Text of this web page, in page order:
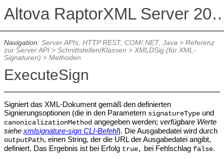
Altova
Navigation: Server APIs; HTTP REST, COM/.NET, Java> Referenz
zur Server API> Schnittstellen/Klassen > XMLDSig (für XML-
Signaturen) > Methoden
ExecuteSign
Signiert das XML-Dokument gemäß den definierten
Signierungsoptionen (die in den Parametern signatureTypeund
canonicalizationMethodangegeben werden; verfügbare Werte
siehe xmlsignature-sign CLI-Befehl). Die Ausgabedatei wird durch
outputPath, einen String, der die URL der Ausgabedatei angibt,
definiert. Das Ergebnis ist bei Erfolg true, bei Fehlschlag false.